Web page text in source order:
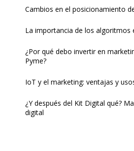
Cambios en el posicionamiento
La importancia de los algoritmos
¿Por qué debo invertir en
Pyme?
IoT y el marketing: ventajas y
¿Y después del Kit Digital qué?
digital